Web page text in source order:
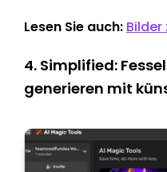
Lesen Sie auch: Bilder
4. Simplified:
generieren mit